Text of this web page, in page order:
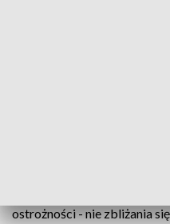
ostrożności - nie zbliżania